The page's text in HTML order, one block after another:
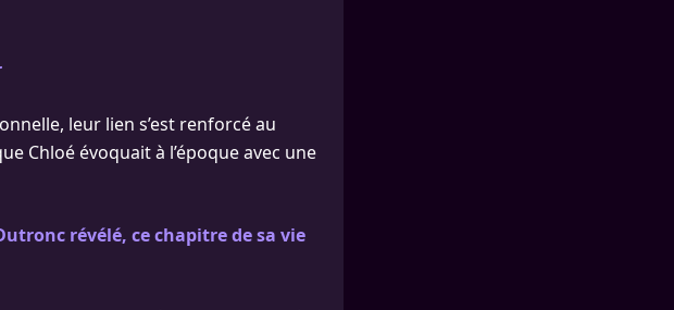
leur lien s’est renforcé au
Chloé évoquait à l’époque avec une
révélé, ce chapitre de sa vie